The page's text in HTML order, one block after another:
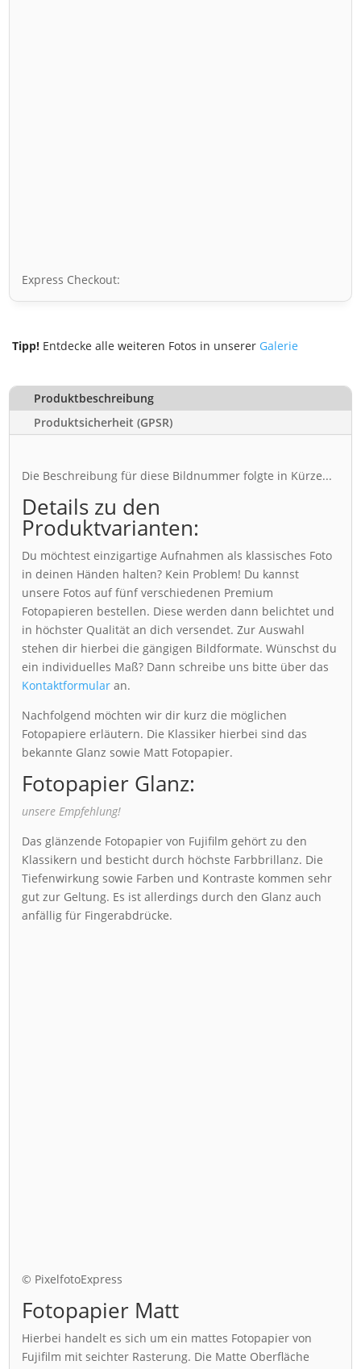
Express Checkout:
Tipp! Entdecke alle weiteren Fotos in unserer Galerie
Produktbeschreibung
Produktsicherheit (GPSR)
Die Beschreibung für diese Bildnummer folgte in Kürze...
Details zu den
Produktvarianten:
Du möchtest einzigartige Aufnahmen als klassisches Foto
in deinen Händen halten? Kein Problem! Du kannst
unsere Fotos auf fünf verschiedenen Premium
Fotopapieren bestellen. Diese werden dann belichtet und
in höchster Qualität an dich versendet. Zur Auswahl
stehen dir hierbei die gängigen Bildformate. Wünschst du
ein individuelles Maß? Dann schreibe uns bitte über das
Kontaktformular an.
Nachfolgend möchten wir dir kurz die möglichen
Fotopapiere erläutern. Die Klassiker hierbei sind das
bekannte Glanz sowie Matt Fotopapier.
Fotopapier Glanz:
unsere Empfehlung!
Das glänzende Fotopapier von Fujifilm gehört zu den
Klassikern und besticht durch höchste Farbbrillanz. Die
Tiefenwirkung sowie Farben und Kontraste kommen sehr
gut zur Geltung. Es ist allerdings durch den Glanz auch
anfällig für Fingerabdrücke.
© PixelfotoExpress
Fotopapier Matt
Hierbei handelt es sich um ein mattes Fotopapier von
Fujifilm mit seichter Rasterung. Die Matte Oberfläche